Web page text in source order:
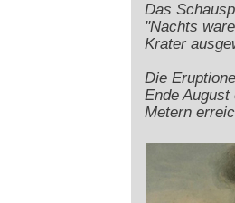
Das
"Nachts
Krater
Die
Ende
Metern